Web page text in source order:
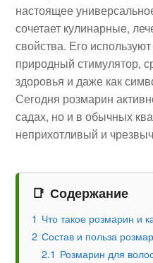
настоящее
сочетает кулинарные,
свойства. Его
природный стимулятор,
здоровья и даже как
Сегодня розмарин
садах, но и в обычных
неприхотливый и
Содержание
1 Что такое розмарин и
2 Состав и польза
2.1 Розмарин для